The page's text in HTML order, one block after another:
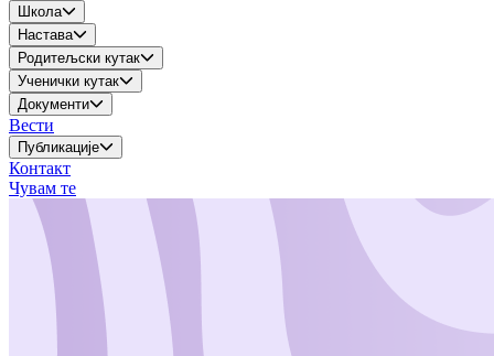
Школа
Настава
Родитељски кутак
Ученички кутак
Документи
Вести
Публикације
Контакт
Чувам те